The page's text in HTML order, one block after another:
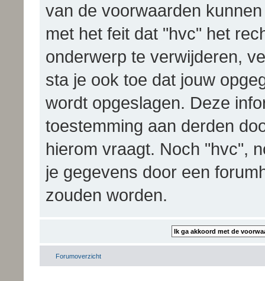
van de voorwaarden
met het feit dat "hvc" het
onderwerp te verwijderen,
sta je ook toe dat jouw
wordt opgeslagen. Deze
toestemming aan derden
hierom vraagt. Noch "hvc",
je gegevens door een
zouden worden.
Forumoverzicht